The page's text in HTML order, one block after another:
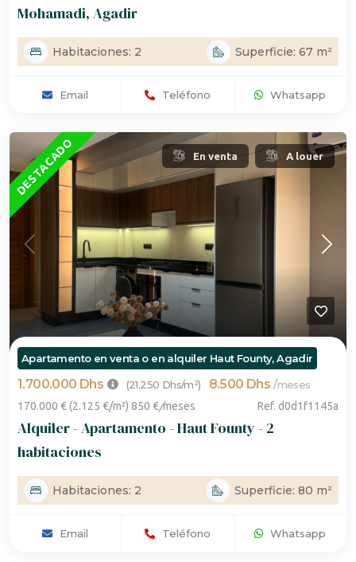
Mohamadi, Agadir
Habitaciones: 2 Superficie: 67 m²
Email Teléfono Whatsapp
DESTACADO En venta A louer
Apartamento en venta o en alquiler Haut Founty, Agadir
1.700.000 Dhs (21.250 Dhs/m²) 8.500 Dhs /meses
170.000 € (2.125 €/m²) 850 €/meses Ref. d0d1f1145a
Alquiler - Apartamento - Haut Founty - 2
habitaciones
Habitaciones: 2 Superficie: 80 m²
Email Teléfono Whatsapp